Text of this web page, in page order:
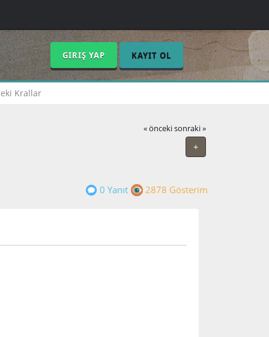
GIRIŞ YAP KAYIT OL
Krallar
« önceki sonraki »
+
0 Yanıt 2878 Gösterim